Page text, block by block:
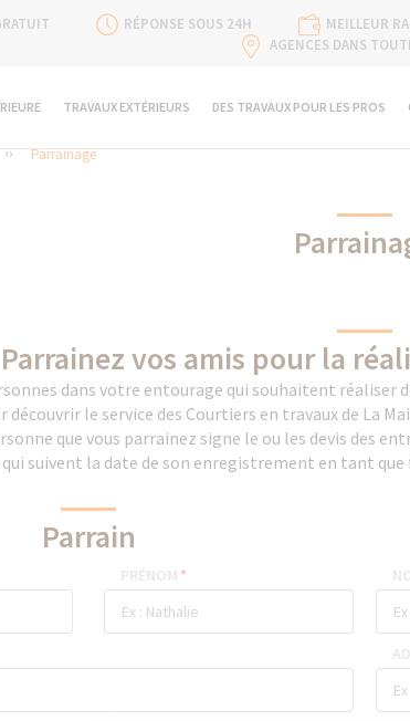
RÉPONSE SOUS 24H MEILLEUR
AGENCES DANS
TRAVAUX EXTÉRIEURS DES TRAVAUX POUR LES PROS
Parrainage
Parrainez vos amis pour la
dans votre entourage qui souhaitent
le service des Courtiers en travaux de La
que vous parrainez signe le ou les devis des
qui suivent la date de son enregistrement en tant
Parrain
*